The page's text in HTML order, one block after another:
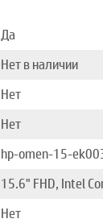
Да
Нет в наличии
Нет
Нет
hp-omen-15-
15.6" FHD, Intel
Нет